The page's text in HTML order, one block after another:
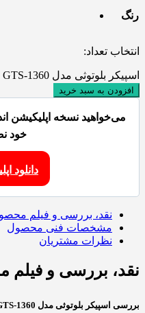
رنگ
انتخاب تعداد:
اسپیکر بلوتوثی مدل GTS-1360 عدد
افزودن به سبد خرید
می‌خواهید نسخه اپلیکیشن
خود
دانلود
نقد، بررسی و فیلم
مشخصات فنی محصول
نظرات مشتریان
نقد، بررسی و
بررسی اسپیکر بلوتوثی مدل GTS-1360